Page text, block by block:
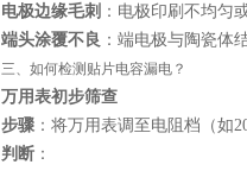
电极边缘毛刺 ：电极印刷不均匀
端头涂覆不良 ：端电极与陶瓷体
三、如何检测贴片电容漏电？
万用表初步筛查
步骤 ：将万用表调至电阻档（如
判断 ：